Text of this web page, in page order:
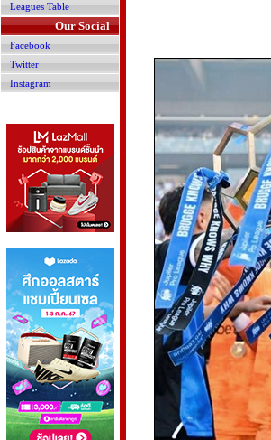
Leagues Table
Our Social
Facebook
Twitter
Instagram